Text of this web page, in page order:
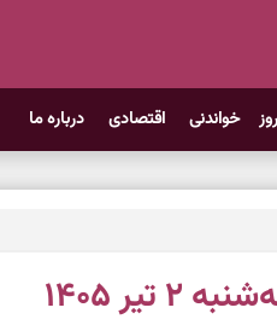
خواندنی اقتصادی درباره ما
۱۴۰۵